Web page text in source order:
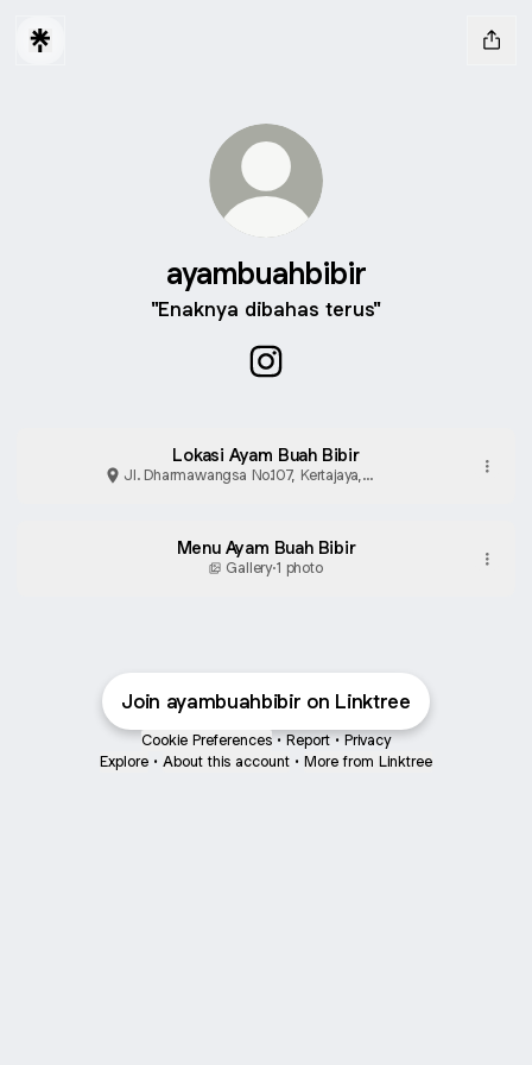
ayambuahbibir
"Enaknya dibahas terus"
Lokasi Ayam Buah Bibir
Jl. Dharmawangsa No.107, Kertajaya,
Menu Ayam Buah Bibir
Gallery·1 photo
Join ayambuahbibir on Linktree
Cookie Preferences • Report • Privacy
Explore • About this account • More from Linktree